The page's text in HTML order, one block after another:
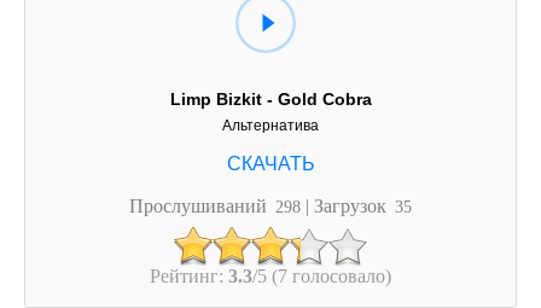
Limp Bizkit - Gold Cobra
Альтернатива
Прослушиваний 298 | Загрузок 35
Рейтинг: 3.3/5 (7 голосовало)